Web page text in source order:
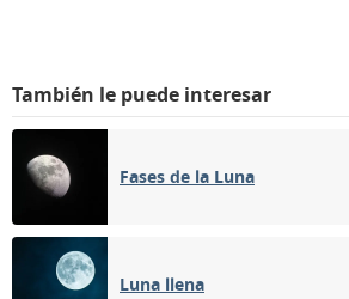
También le puede interesar
Fases de la Luna
Luna llena